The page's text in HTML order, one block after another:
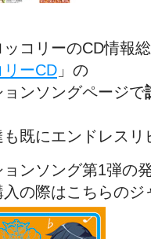
コリーのCD情報
ーCD 」の
ンソングページで
も既にエンドレス
ンソング第1弾の
入の際はこちらの